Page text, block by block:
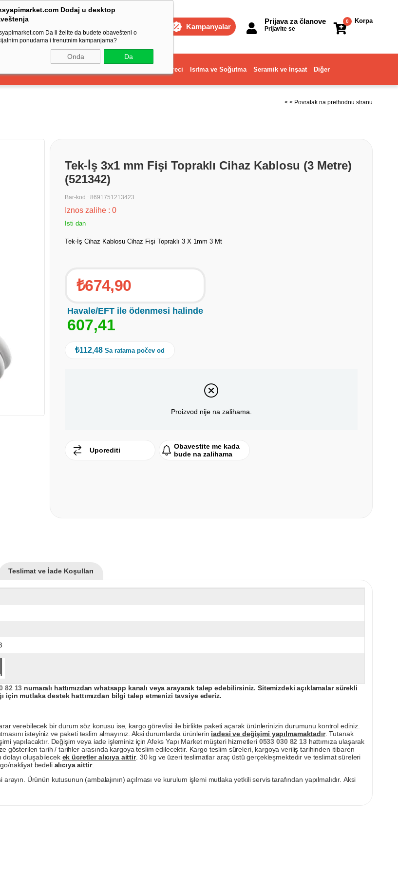
Dodaj u desktop
Da li želite da budete obavešteni o
ponudama i trenutnim kampanjama?
Onda Da
Kampanyalar
Korpa
0
Prijava za članove
Prijavite se
Dekorasyon ve Ev Gereci Isıtma ve Soğutma Seramik ve İnşaat Diğer
< < Povratak na prethodnu stranu
Tek-İş 3x1 mm Fişi Topraklı Cihaz Kablosu (3 Metre)
(521342)
Bar-kod : 8691751213423
Iznos zalihe : 0
Isti dan
Tek-İş Cihaz Kablosu Cihaz Fişi Topraklı 3 X 1mm 3 Mt
₺674,90
Havale/EFT ile ödenmesi halinde
607,41
₺112,48 Sa ratama počev od
Proizvod nije na zalihama.
Uporediti
Obavestite me kada
bude na zalihama
Teslimat ve İade Koşulları
82 13 numaralı hattımızdan whatsapp kanalı veya arayarak talep edebilirsiniz. Sitemizdeki açıklamalar sürekli
için mutlaka destek hattımızdan bilgi talep etmenizi tavsiye ederiz.
verebilecek bir durum söz konusu ise, kargo görevlisi ile birlikte paketi açarak ürünlerinizin durumunu kontrol ediniz.
isteyiniz ve paketi teslim almayınız. Aksi durumlarda ürünlerin iadesi ve değişimi yapılmamaktadır. Tutanak
yapılacaktır. Değişim veya iade işleminiz için Afeks Yapı Market müşteri hizmetleri 0533 030 82 13hattımıza ulaşarak
gösterilen tarih / tarihler arasında kargoya teslim edilecektir. Kargo teslim süreleri, kargoya veriliş tarihinden itibaren
oluşabilecek ek ücretler alıcıya aittir. 30 kg ve üzeri teslimatlar araç üstü gerçekleşmektedir ve teslimat süreleri
nakliyat bedeli alıcıya aittir.
Ürünün kutusunun (ambalajının) açılması ve kurulum işlemi mutlaka yetkili servis tarafından yapılmalıdır. Aksi